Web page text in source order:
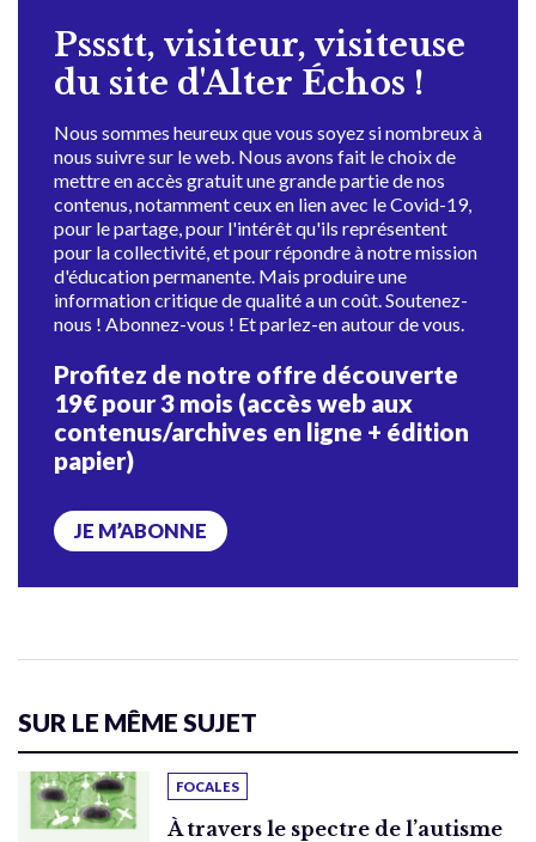
Pssstt, visiteur, visiteuse
du site d'Alter Échos !
Nous sommes heureux que vous soyez si nombreux à
nous suivre sur le web. Nous avons fait le choix de
mettre en accès gratuit une grande partie de nos
contenus, notamment ceux en lien avec le Covid-19,
pour le partage, pour l'intérêt qu'ils représentent
pour la collectivité, et pour répondre à notre mission
d'éducation permanente. Mais produire une
information critique de qualité a un coût. Soutenez-
nous ! Abonnez-vous ! Et parlez-en autour de vous.
Profitez de notre offre découverte
19€ pour 3 mois (accès web aux
contenus/archives en ligne + édition
papier)
JE M’ABONNE
SUR LE MÊME SUJET
FOCALES
À travers le spectre de l’autisme